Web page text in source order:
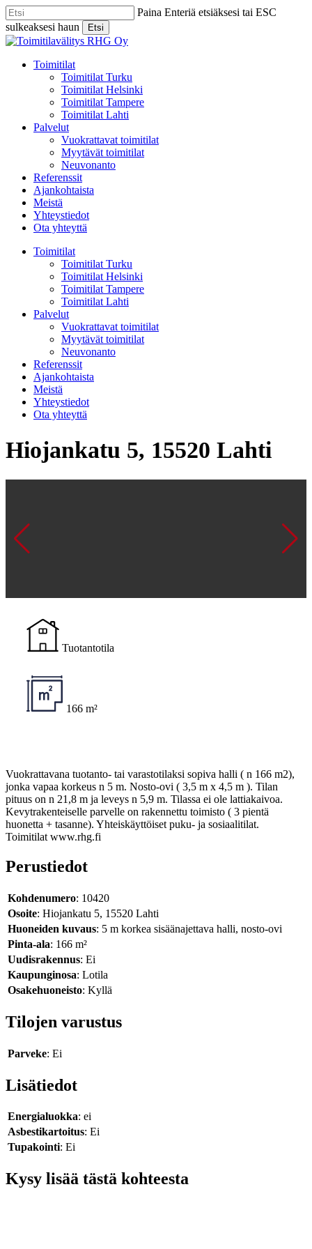
Skip
to
main
content
Paina Enteriä etsiäksesi tai ESC
sulkeaksesi haun
Etsi
Close
Menu
Toimitilat
Toimitilat Turku
Toimitilat Helsinki
Toimitilat Tampere
Toimitilat Lahti
Palvelut
Vuokrattavat toimitilat
Myytävät toimitilat
Neuvonanto
Referenssit
Ajankohtaista
Meistä
Yhteystiedot
Ota yhteyttä
Toimitilat
Toimitilat Turku
Toimitilat Helsinki
Toimitilat Tampere
Toimitilat Lahti
Palvelut
Vuokrattavat toimitilat
Myytävät toimitilat
Neuvonanto
Referenssit
Ajankohtaista
Meistä
Yhteystiedot
Ota yhteyttä
Hiojankatu 5, 15520 Lahti
Tuotantotila
166 m²
Vuokrattavana tuotanto- tai varastotilaksi sopiva halli ( n 166 m2),
jonka vapaa korkeus n 5 m. Nosto-ovi ( 3,5 m x 4,5 m ). Tilan
pituus on n 21,8 m ja leveys n 5,9 m. Tilassa ei ole lattiakaivoa.
Kevytrakenteiselle parvelle on rakennettu toimisto ( 3 pientä
huonetta + tasanne). Yhteiskäyttöiset puku- ja sosiaalitilat.
Toimitilat www.rhg.fi
Perustiedot
Kohdenumero: 10420
Osoite: Hiojankatu 5, 15520 Lahti
Huoneiden kuvaus: 5 m korkea sisäänajettava halli, nosto-ovi
Pinta-ala: 166 m²
Uudisrakennus: Ei
Kaupunginosa: Lotila
Osakehuoneisto: Kyllä
Tilojen varustus
Parveke: Ei
Lisätiedot
Energialuokka: ei
Asbestikartoitus: Ei
Tupakointi: Ei
Kysy lisää tästä kohteesta